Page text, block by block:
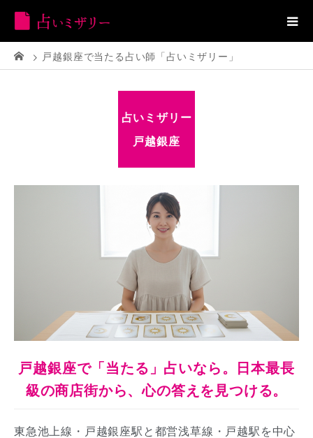
戸越銀座で当たる占い師「占いミザリー」
占いミザリー
戸越銀座
戸越銀座で「当たる」占いなら。日本最長
級の商店街から、心の答えを見つける。
東急池上線・戸越銀座駅と都営浅草線・戸越駅を中心